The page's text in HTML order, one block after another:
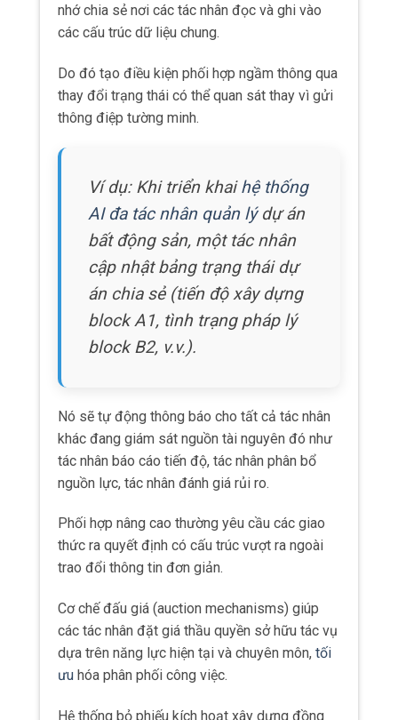
nhớ chia sẻ nơi các tác nhân đọc và ghi vào
các cấu trúc dữ liệu chung.
Do đó tạo điều kiện phối hợp ngầm thông qua
thay đổi trạng thái có thể quan sát thay vì gửi
thông điệp tường minh.
Ví dụ: Khi triển khaihệ thống
AI đa tác nhân quản lýdự án
bất động sản, một tác nhân
cập nhật bảng trạng thái dự
án chia sẻ (tiến độ xây dựng
block A1, tình trạng pháp lý
block B2, v.v.).
Nó sẽ tự động thông báo cho tất cả tác nhân
khác đang giám sát nguồn tài nguyên đó như
tác nhân báo cáo tiến độ, tác nhân phân bổ
nguồn lực, tác nhân đánh giá rủi ro.
Phối hợp nâng cao thường yêu cầu các giao
thức ra quyết định có cấu trúc vượt ra ngoài
trao đổi thông tin đơn giản.
Cơ chế đấu giá (auction mechanisms) giúp
các tác nhân đặt giá thầu quyền sở hữu tác vụ
dựa trên năng lực hiện tại và chuyên môn, tối
ưu hóa phân phối công việc.
Hệ thống bỏ phiếu kích hoạt xây dựng đồng